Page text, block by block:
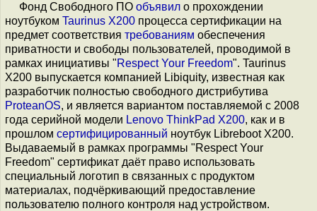
Фонд Свободного ПО объявил о прохождении
ноутбуком Taurinus X200 процесса сертификации на
предмет соответствия требованиям обеспечения
приватности и свободы пользователей, проводимой в
рамках инициативы "Respect Your Freedom". Taurinus
X200 выпускается компанией Libiquity, известная как
разработчик полностью свободного дистрибутива
ProteanOS, и является вариантом поставляемой с 2008
года серийной модели Lenovo ThinkPad X200, как и в
прошлом сертифицированный ноутбук Libreboot X200.
Выдаваемый в рамках программы "Respect Your
Freedom" сертификат даёт право использовать
специальный логотип в связанных с продуктом
материалах, подчёркивающий предоставление
пользователю полного контроля над устройством.